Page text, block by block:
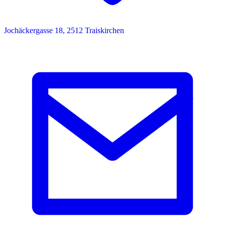
Jochäckergasse 18, 2512 Traiskirchen